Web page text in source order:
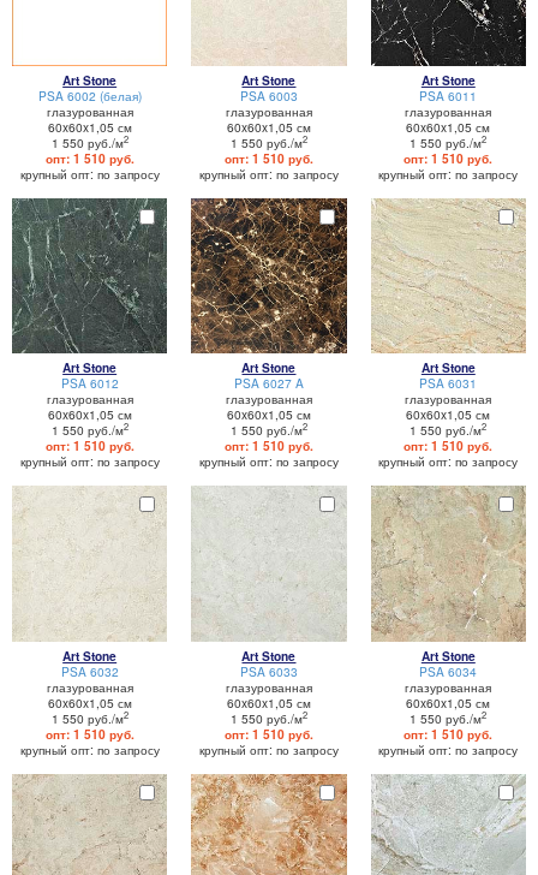
Art Stone
PSA 6002 (белая)
глазурованная
60x60x1,05 см
1 550 руб./м2
опт: 1 510 руб.
крупный опт: по запросу
Art Stone
PSA 6003
глазурованная
60x60x1,05 см
1 550 руб./м2
опт: 1 510 руб.
крупный опт: по запросу
Art Stone
PSA 6011
глазурованная
60x60x1,05 см
1 550 руб./м2
опт: 1 510 руб.
крупный опт: по запросу
Art Stone
PSA 6012
глазурованная
60x60x1,05 см
1 550 руб./м2
опт: 1 510 руб.
крупный опт: по запросу
Art Stone
PSA 6027 A
глазурованная
60x60x1,05 см
1 550 руб./м2
опт: 1 510 руб.
крупный опт: по запросу
Art Stone
PSA 6031
глазурованная
60x60x1,05 см
1 550 руб./м2
опт: 1 510 руб.
крупный опт: по запросу
Art Stone
PSA 6032
глазурованная
60x60x1,05 см
1 550 руб./м2
опт: 1 510 руб.
крупный опт: по запросу
Art Stone
PSA 6033
глазурованная
60x60x1,05 см
1 550 руб./м2
опт: 1 510 руб.
крупный опт: по запросу
Art Stone
PSA 6034
глазурованная
60x60x1,05 см
1 550 руб./м2
опт: 1 510 руб.
крупный опт: по запросу